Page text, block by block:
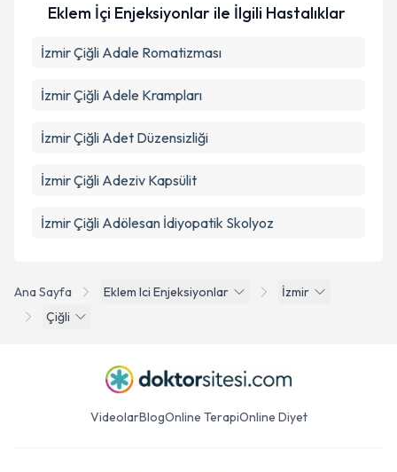
Ana Sayfa Eklem Ici Enjeksiyonlar
İzmir
Çiğli
Eklem İçi Enjeksiyonlar ile İlgili Hastalıklar
İzmir Çiğli Adale Romatizması
İzmir Çiğli Adele Krampları
İzmir Çiğli Adet Düzensizliği
İzmir Çiğli Adeziv Kapsülit
İzmir Çiğli Adölesan İdiyopatik Skolyoz
VideolarBlogOnline TerapiOnline Diyet